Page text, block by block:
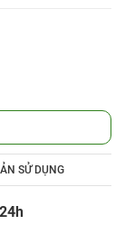
SỬ DỤNG